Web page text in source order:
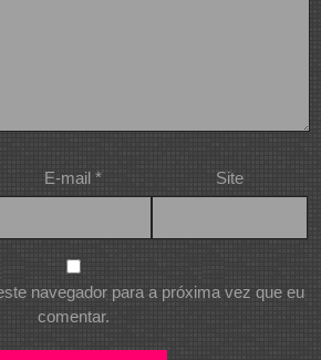
E-mail * Site
navegador para a próxima vez que eu
comentar.